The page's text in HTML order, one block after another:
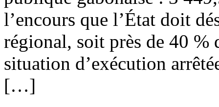
l’encours que l’État doit
régional, soit près de 40 %
situation d’exécution
[…]